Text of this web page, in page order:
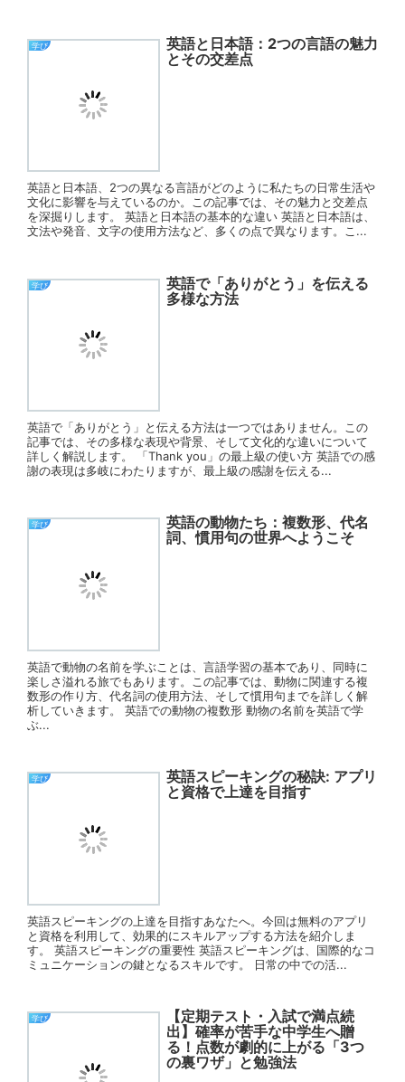
学び
英語と日本語：2つの言語の魅力
とその交差点
英語と日本語、2つの異なる言語がどのように私たちの日常生活や
文化に影響を与えているのか。この記事では、その魅力と交差点
を深掘りします。 英語と日本語の基本的な違い 英語と日本語は、
文法や発音、文字の使用方法など、多くの点で異なります。こ...
学び
英語で「ありがとう」を伝える
多様な方法
英語で「ありがとう」と伝える方法は一つではありません。この
記事では、その多様な表現や背景、そして文化的な違いについて
詳しく解説します。 「Thank you」の最上級の使い方 英語での感
謝の表現は多岐にわたりますが、最上級の感謝を伝える...
学び
英語の動物たち：複数形、代名
詞、慣用句の世界へようこそ
英語で動物の名前を学ぶことは、言語学習の基本であり、同時に
楽しさ溢れる旅でもあります。この記事では、動物に関連する複
数形の作り方、代名詞の使用方法、そして慣用句までを詳しく解
析していきます。 英語での動物の複数形 動物の名前を英語で学
ぶ...
学び
英語スピーキングの秘訣: アプリ
と資格で上達を目指す
英語スピーキングの上達を目指すあなたへ。今回は無料のアプリ
と資格を利用して、効果的にスキルアップする方法を紹介しま
す。 英語スピーキングの重要性 英語スピーキングは、国際的なコ
ミュニケーションの鍵となるスキルです。 日常の中での活...
学び
【定期テスト・入試で満点続
出】確率が苦手な中学生へ贈
る！点数が劇的に上がる「3つ
の裏ワザ」と勉強法